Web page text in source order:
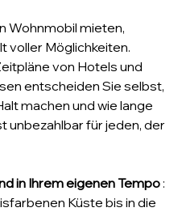
Wohnmobil mieten,
voller Möglichkeiten.
von Hotels und
entscheiden Sie selbst,
machen und wie lange
unbezahlbar für jeden, der
in Ihrem eigenen Tempo :
Küste bis in die